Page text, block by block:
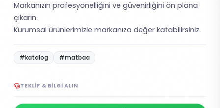
Markanızın profesyonelliğini ve güvenirliğini ön plana
çıkarın.
Kurumsal ürünlerimizle markanıza değer katabilirsiniz.
#katalog #matbaa
TEKLIF & BILGI ALIN